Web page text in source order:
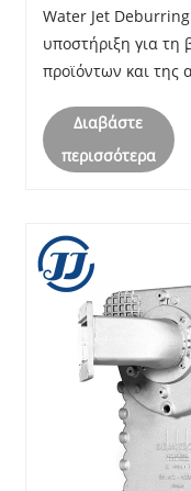
Water Jet Deburring
υποστήριξη για τη
προϊόντων και της
Διαβάστε
περισσότερα